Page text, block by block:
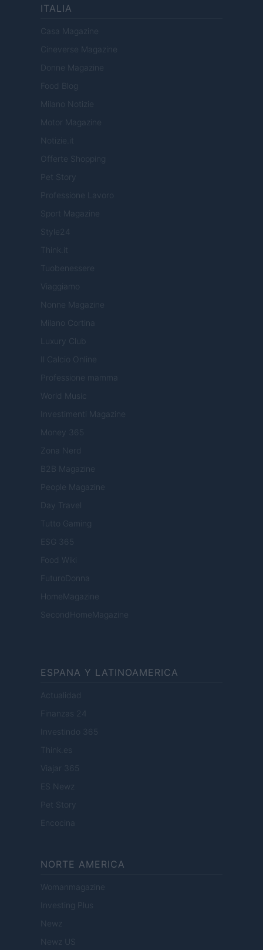
ITALIA
Casa Magazine
Cineverse Magazine
Donne Magazine
Food Blog
Milano Notizie
Motor Magazine
Notizie.it
Offerte Shopping
Pet Story
Professione Lavoro
Sport Magazine
Style24
Think.it
Tuobenessere
Viaggiamo
Nonne Magazine
Milano Cortina
Luxury Club
Il Calcio Online
Professione mamma
World Music
Investimenti Magazine
Money 365
Zona Nerd
B2B Magazine
People Magazine
Day Travel
Tutto Gaming
ESG 365
Food Wiki
FuturoDonna
HomeMagazine
SecondHomeMagazine
ESPANA Y LATINOAMERICA
Actualidad
Finanzas 24
Investindo 365
Think.es
Viajar 365
ES Newz
Pet Story
Encocina
NORTE AMERICA
Womanmagazine
Investing Plus
Newz
Newz US